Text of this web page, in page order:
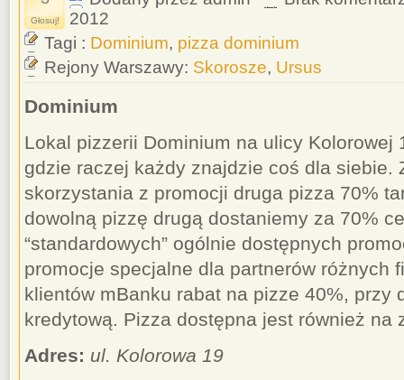
Głosuj!
2012
Tagi : Dominium, pizza dominium
Rejony Warszawy: Skorosze, Ursus
Dominium
Lokal pizzerii Dominium na ulicy Kolorowej
gdzie raczej każdy znajdzie coś dla siebie.
skorzystania z promocji druga pizza 70%
dowolną pizzę drugą dostaniemy za 70%
“standardowych” ogólnie dostępnych
promocje specjalne dla partnerów różnych
klientów mBanku rabat na pizze 40%, przy
kredytową. Pizza dostępna jest również na
Adres: ul. Kolorowa 19